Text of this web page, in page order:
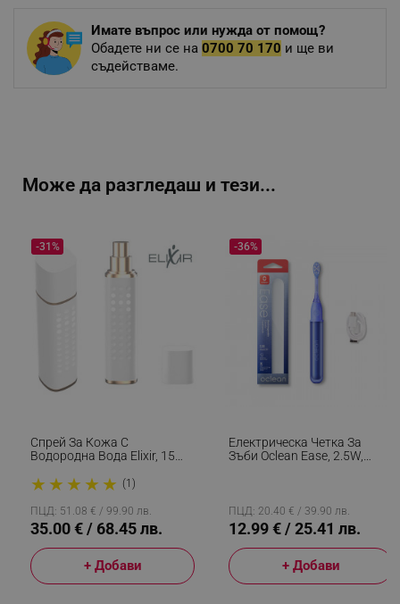
Имате въпрос или нужда от помощ?
Обадете ни се на 0700 70 170 и ще ви
съдействаме.
Може да разгледаш и тези...
Спрей За Кожа С
Водородна Вода Elixir, 15
Ефект, Антиоксидантно
Действие, Бял
★ ★ ★ ★ ★ (1)
-31%
ПЦД: 51.08 € / 99.90 лв.
35.00 € / 68.45 лв.
+ Добави
Електрическа Четка За
Зъби Oclean Ease, 2.5W,
-36%
ПЦД: 20.40 € / 39.90 лв.
12.99 € / 25.41 лв.
+ Добави